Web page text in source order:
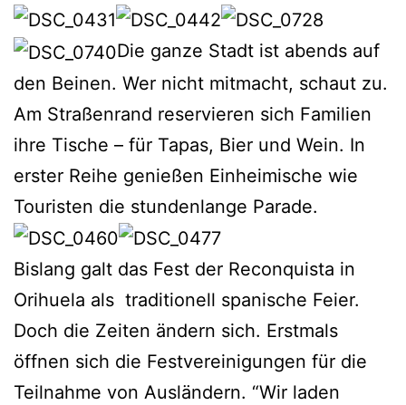
Die ganze Stadt ist abends auf
den Beinen. Wer nicht mitmacht, schaut zu.
Am Straßenrand reservieren sich Familien
ihre Tische – für Tapas, Bier und Wein. In
erster Reihe genießen Einheimische wie
Touristen die stundenlange Parade.
Bislang galt das Fest der Reconquista in
Orihuela als traditionell spanische Feier.
Doch die Zeiten ändern sich. Erstmals
öffnen sich die Festvereinigungen für die
Teilnahme von Ausländern. “Wir laden